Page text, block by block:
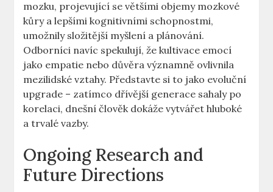
mozku, projevující se většími objemy mozkové
kůry a lepšími kognitivními schopnostmi,
umožnily složitější myšlení a plánování.
Odborníci navíc spekulují, že kultivace emocí
jako empatie nebo důvěra významně ovlivnila
mezilidské vztahy. Představte si to jako evoluční
upgrade – zatímco dřívější generace sahaly po
korelaci, dnešní člověk dokáže vytvářet hluboké
a trvalé vazby.
Ongoing Research and
Future Directions